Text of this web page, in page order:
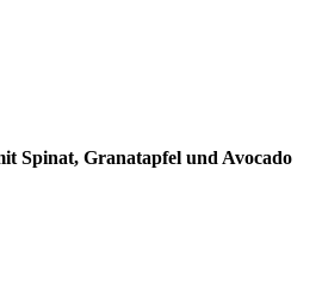
Spinat, Granatapfel und Avocado